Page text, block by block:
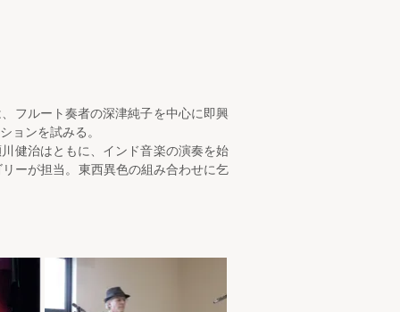
フルート奏者の深津純子を中心に即興
ョンを試みる。
健治はともに、インド音楽の演奏を始
ーが担当。東西異色の組み合わせに乞